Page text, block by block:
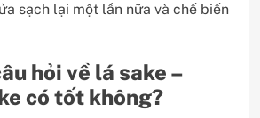
sạch lại một lần nữa và chế biến
hỏi về lá sake –
có tốt không?